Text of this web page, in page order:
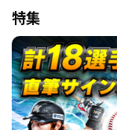
特集